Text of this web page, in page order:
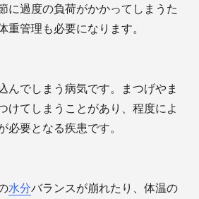
に過度の負荷がかかってしまうた
重管理も必要になります。
んでしまう病気です。まつげやま
けてしまうことがあり、程度によ
必要となる疾患です。
水分バランスが崩れたり、体温の